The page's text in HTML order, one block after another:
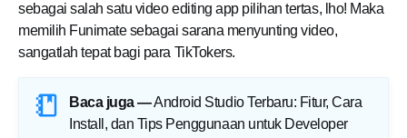
sebagai salah satu video editing app pilihan tertas, lho! Maka
memilih Funimate sebagai sarana menyunting video,
sangatlah tepat bagi para TikTokers.
Baca juga —Android Studio Terbaru: Fitur, Cara
Install, dan Tips Penggunaan untuk Developer